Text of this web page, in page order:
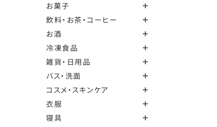
お菓子
飲料・お茶・コーヒー
お酒
冷凍食品
雑貨・日用品
バス・洗面
コスメ・スキンケア
衣服
寝具